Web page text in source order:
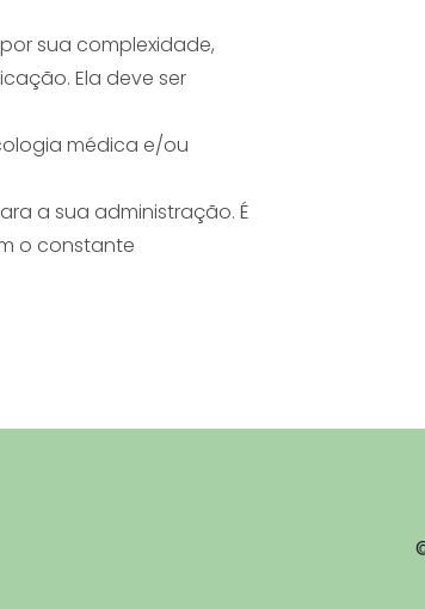
sua complexidade,
Ela deve ser
médica e/ou
a sua administração. É
o constante